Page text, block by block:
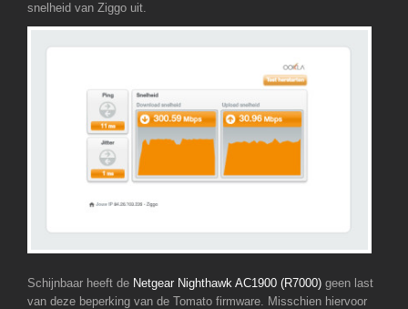
snelheid van Ziggo uit.
Schijnbaar heeft de Netgear Nighthawk AC1900 (R7000) geen last
van deze beperking van de Tomato firmware. Misschien hiervoor